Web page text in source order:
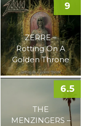
ZERRE –
Rotting On A
Golden Throne
9
THE
MENZINGERS –
6.5